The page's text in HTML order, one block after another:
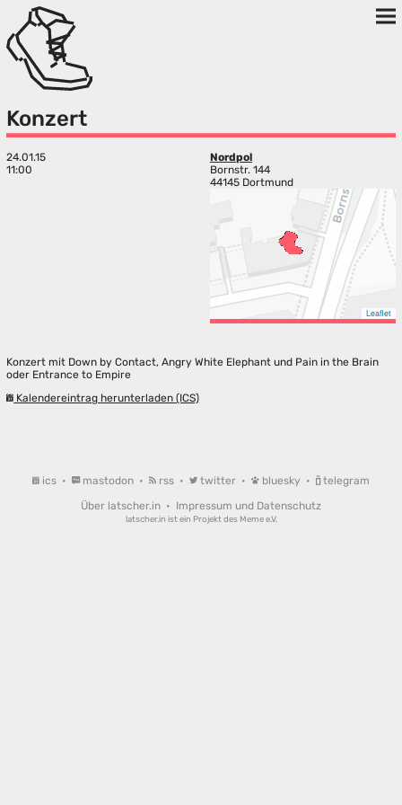
Konzert
24.01.15
11:00
Nordpol
Bornstr. 144
44145 Dortmund
Leaflet
Konzert mit Down by Contact, Angry White Elephant und Pain in the Brain
oder Entrance to Empire
Kalendereintrag herunterladen (ICS)
ics • mastodon • rss • twitter • bluesky •
telegram
Über latscher.in • Impressum und Datenschutz
latscher.in ist ein Projekt des Meme e.V.